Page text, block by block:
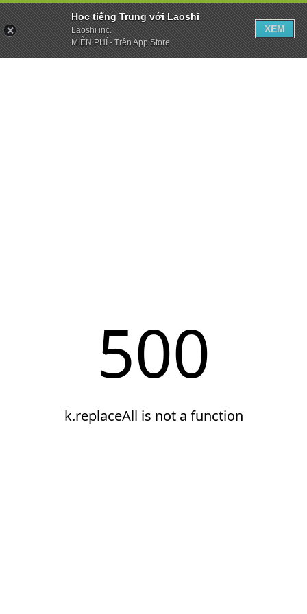
Học tiếng Trung với Laoshi
Laoshi inc.
MIỄN PHÍ - Trên App Store
XEM
500
k.replaceAll is not a function